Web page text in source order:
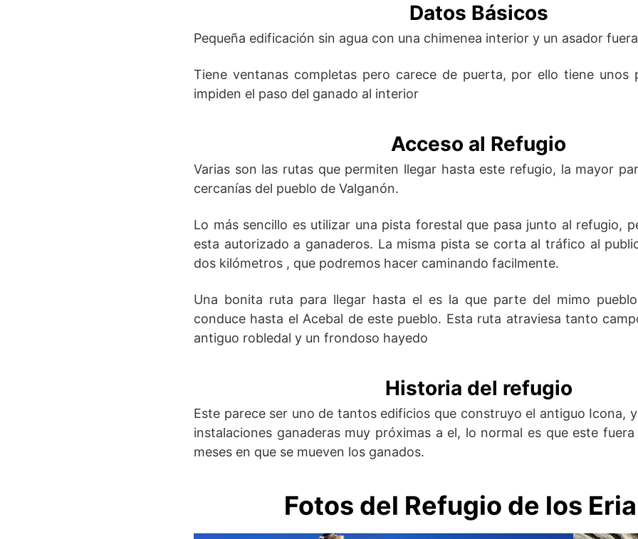
Datos Básicos
Pequeña edificación sin agua con una chimenea interior y un asador
Tiene ventanas completas pero carece de puerta, por ello tiene unos
impiden el paso del ganado al interior
Acceso al Refugio
Varias son las rutas que permiten llegar hasta este refugio, la mayor
cercanías del pueblo de Valganón.
Lo más sencillo es utilizar una pista forestal que pasa junto al refugio,
esta autorizado a ganaderos. La misma pista se corta al tráfico al
dos kilómetros , que podremos hacer caminando facilmente.
Una bonita ruta para llegar hasta el es la que parte del mimo
conduce hasta el Acebal de este pueblo. Esta ruta atraviesa tanto
antiguo robledal y un frondoso hayedo
Historia del refugio
Este parece ser uno de tantos edificios que construyo el antiguo Icona,
instalaciones ganaderas muy próximas a el, lo normal es que este
meses en que se mueven los ganados.
Fotos del Refugio de los